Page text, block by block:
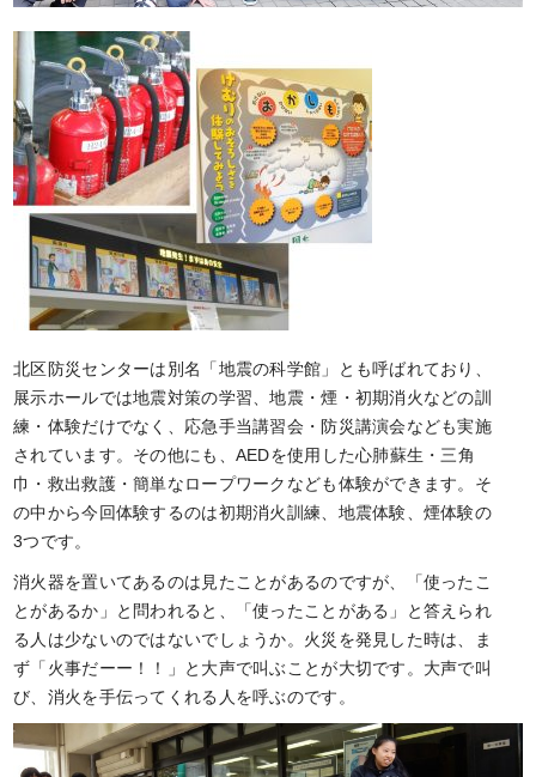
北区防災センターは別名「地震の科学館」とも呼ばれており、
展示ホールでは地震対策の学習、地震・煙・初期消火などの訓
練・体験だけでなく、応急手当講習会・防災講演会なども実施
されています。その他にも、AEDを使用した心肺蘇生・三角
巾・救出救護・簡単なロープワークなども体験ができます。そ
の中から今回体験するのは初期消火訓練、地震体験、煙体験の
3つです。
消火器を置いてあるのは見たことがあるのですが、「使ったこ
とがあるか」と問われると、「使ったことがある」と答えられ
る人は少ないのではないでしょうか。火災を発見した時は、ま
ず「火事だーー！！」と大声で叫ぶことが大切です。大声で叫
び、消火を手伝ってくれる人を呼ぶのです。